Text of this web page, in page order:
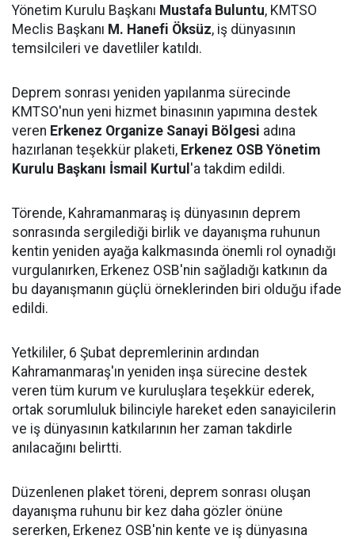
Yönetim Kurulu Başkanı Mustafa Buluntu, KMTSO
Meclis Başkanı M. Hanefi Öksüz, iş dünyasının
temsilcileri ve davetliler katıldı.
Deprem sonrası yeniden yapılanma sürecinde
KMTSO'nun yeni hizmet binasının yapımına destek
veren Erkenez Organize Sanayi Bölgesi adına
hazırlanan teşekkür plaketi, Erkenez OSB Yönetim
Kurulu Başkanı İsmail Kurtul 'a takdim edildi.
Törende, Kahramanmaraş iş dünyasının deprem
sonrasında sergilediği birlik ve dayanışma ruhunun
kentin yeniden ayağa kalkmasında önemli rol oynadığı
vurgulanırken, Erkenez OSB'nin sağladığı katkının da
bu dayanışmanın güçlü örneklerinden biri olduğu ifade
edildi.
Yetkililer, 6 Şubat depremlerinin ardından
Kahramanmaraş'ın yeniden inşa sürecine destek
veren tüm kurum ve kuruluşlara teşekkür ederek,
ortak sorumluluk bilinciyle hareket eden sanayicilerin
ve iş dünyasının katkılarının her zaman takdirle
anılacağını belirtti.
Düzenlenen plaket töreni, deprem sonrası oluşan
dayanışma ruhunu bir kez daha gözler önüne
sererken, Erkenez OSB'nin kente ve iş dünyasına